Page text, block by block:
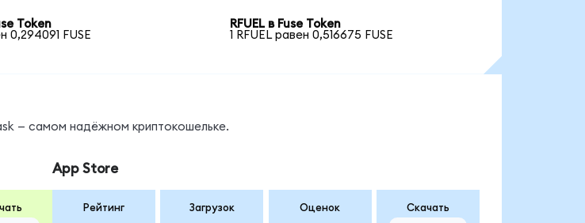
Token
0,294091 FUSE
RFUEL в Fuse Token
1 RFUEL равен 0,516675 FUSE
— самом надёжном криптокошельке.
App Store
Рейтинг Загрузок Оценок Скачать